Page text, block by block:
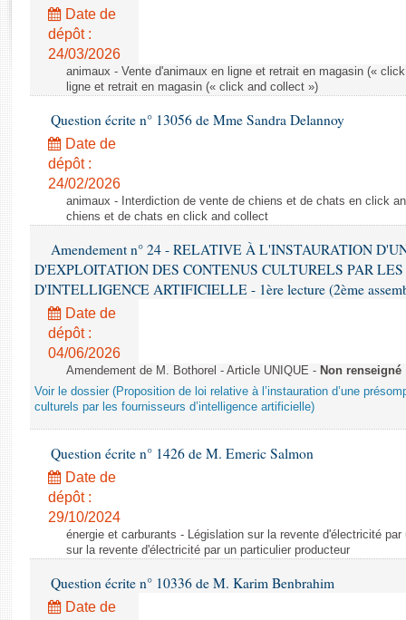
Rapports législatifs
Rapports sur l'application des lois
Baromètre de l’application des lois
Dossiers législatifs
Budget et sécurité sociale
Questions écrites et orales
Comptes rendus des débats
Date de
dépôt :
24/03/2026
animaux - Vente d'animaux en ligne et retrait en magasin («
ligne et retrait en magasin (« click and collect »)
Question écrite n° 13056 de Mme Sandra Delannoy
Date de
dépôt :
24/02/2026
animaux - Interdiction de vente de chiens et de chats en click
chiens et de chats en click and collect
Amendement n° 24 - RELATIVE À L'INSTAURATION
D'EXPLOITATION DES CONTENUS CULTURELS PAR LES
D'INTELLIGENCE ARTIFICIELLE - 1ère lecture (2ème
Date de
dépôt :
04/06/2026
Amendement de M. Bothorel - Article UNIQUE - Non renseigné
Voir le dossier (Proposition de loi relative à l’instauration d’une
culturels par les fournisseurs d’intelligence artificielle)
Question écrite n° 1426 de M. Emeric Salmon
Date de
dépôt :
29/10/2024
énergie et carburants - Législation sur la revente d'électricité
sur la revente d'électricité par un particulier producteur
Question écrite n° 10336 de M. Karim Benbrahim
Date de